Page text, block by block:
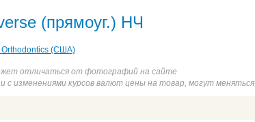
(прямоуг.) НЧ
Orthodontics (США)
отличаться от фотографий на сайте
с изменениями курсов валют цены на товар, могут меняться